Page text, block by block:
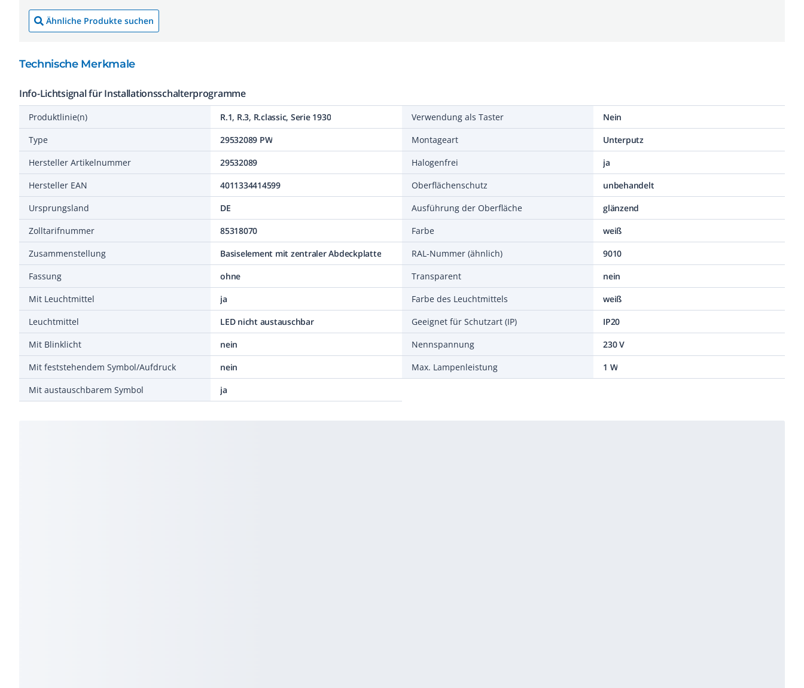
Ähnliche Produkte suchen
Technische Merkmale
Info-Lichtsignal für Installationsschalterprogramme
Produktlinie(n)
R.1, R.3, R.classic, Serie 1930
Type
29532089 PW
Hersteller Artikelnummer
29532089
Hersteller EAN
4011334414599
Ursprungsland
DE
Zolltarifnummer
85318070
Zusammenstellung
Basiselement mit zentraler Abdeckplatte
Fassung
ohne
Mit Leuchtmittel
ja
Leuchtmittel
LED nicht austauschbar
Mit Blinklicht
nein
Mit feststehendem Symbol/Aufdruck
nein
Mit austauschbarem Symbol
ja
Verwendung als Taster
Nein
Montageart
Unterputz
Halogenfrei
ja
Oberflächenschutz
unbehandelt
Ausführung der Oberfläche
glänzend
Farbe
weiß
RAL-Nummer (ähnlich)
9010
Transparent
nein
Farbe des Leuchtmittels
weiß
Geeignet für Schutzart (IP)
IP20
Nennspannung
230 V
Max. Lampenleistung
1 W